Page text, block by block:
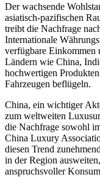
Der wachsende
asiatisch-pazifischen
treibt die Nachfrage
Internationale
verfügbare Einkommen
Ländern wie China,
hochwertigen
Fahrzeugen beflügeln.
China, ein wichtiger
zum weltweiten
die Nachfrage sowohl
China Luxury
diesen Trend
in der Region
anspruchsvoller